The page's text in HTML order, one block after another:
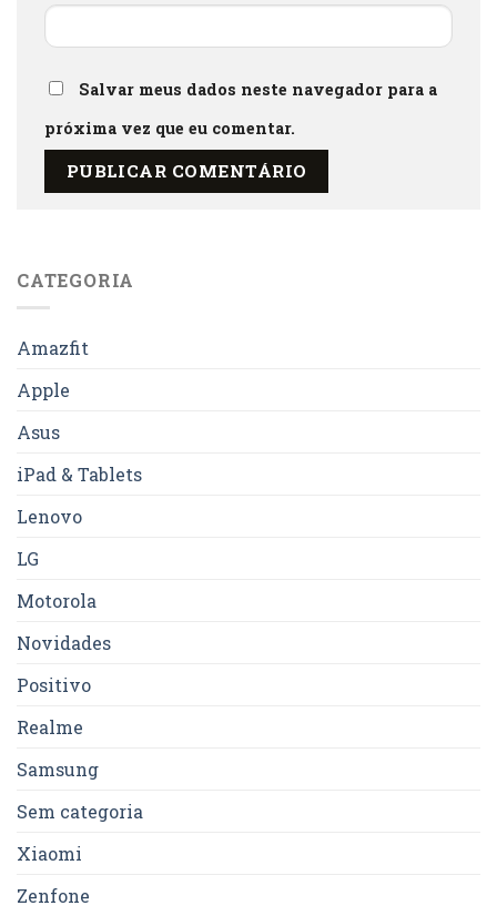
Salvar meus dados neste navegador para a
próxima vez que eu comentar.
CATEGORIA
Amazfit
Apple
Asus
iPad & Tablets
Lenovo
LG
Motorola
Novidades
Positivo
Realme
Samsung
Sem categoria
Xiaomi
Zenfone